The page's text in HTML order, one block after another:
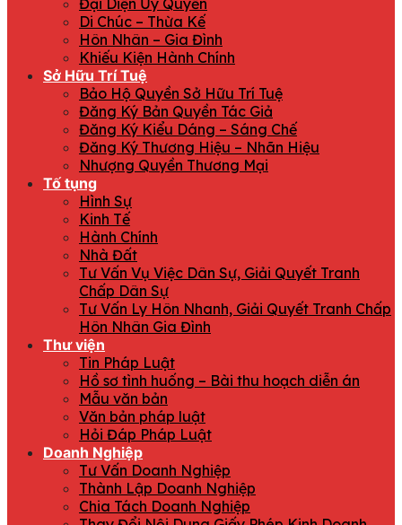
Đại Diện Ủy Quyền
Di Chúc – Thừa Kế
Hôn Nhân – Gia Đình
Khiếu Kiện Hành Chính
Sở Hữu Trí Tuệ
Bảo Hộ Quyền Sở Hữu Trí Tuệ
Đăng Ký Bản Quyền Tác Giả
Đăng Ký Kiểu Dáng – Sáng Chế
Đăng Ký Thương Hiệu – Nhãn Hiệu
Nhượng Quyền Thương Mại
Tố tụng
Hình Sự
Kinh Tế
Hành Chính
Nhà Đất
Tư Vấn Vụ Việc Dân Sự, Giải Quyết Tranh
Chấp Dân Sự
Tư Vấn Ly Hôn Nhanh, Giải Quyết Tranh Chấp
Hôn Nhân Gia Đình
Thư viện
Tin Pháp Luật
Hồ sơ tình huống – Bài thu hoạch diễn án
Mẫu văn bản
Văn bản pháp luật
Hỏi Đáp Pháp Luật
Doanh Nghiệp
Tư Vấn Doanh Nghiệp
Thành Lập Doanh Nghiệp
Chia Tách Doanh Nghiệp